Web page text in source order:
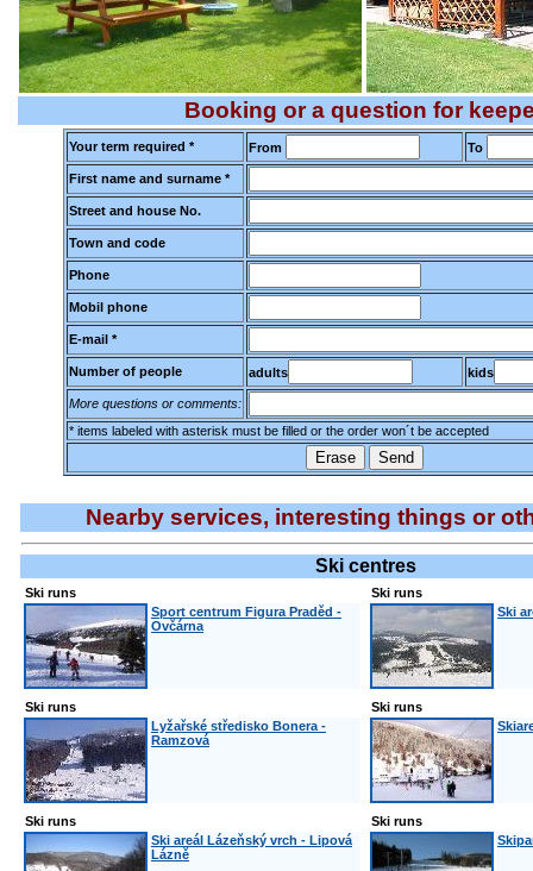
Booking or a question for
Your term required * From To
First name and surname *
Street and house No.
Town and code
Phone
Mobil phone
E-mail *
Number of people adults kids
More questions or comments:
* items labeled with asterisk must be filled or the order won´t be accepted
Nearby services, interesting things or
Ski centres
Ski runs
Sport centrum Figura Praděd -
Ovčárna
Ski runs
Ski
Ski runs
Lyžařské středisko Bonera -
Ramzová
Ski runs
Ski runs
Ski areál Lázeňský vrch - Lipová
Lázně
Ski runs